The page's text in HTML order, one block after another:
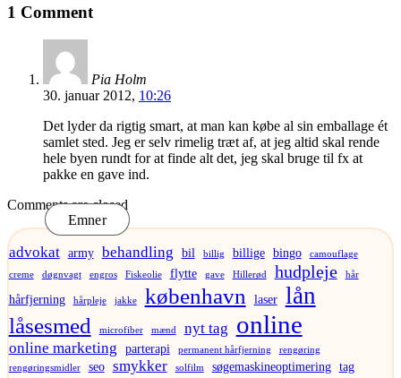
1 Comment
Pia Holm
30. januar 2012, 10:26
Det lyder da rigtig smart, at man kan købe al sin emballage ét
samlet sted. Jeg er selv rimelig træt af, at jeg altid skal rende
hele byen rundt for at finde alt det, jeg skal bruge til fx at
pakke en gave ind.
Comments are closed
Emner
advokat army behandling bil billig billige bingo camouflage
creme døgnvagt engros Fiskeolie flytte gave Hillerød hudpleje hår
hårfjerning hårpleje jakke københavn laser lån
låsesmed microfiber mænd nyt tag online
online marketing parterapi permanent hårfjerning
rengøring
rengøringsmidler
seo smykker solfilm søgemaskineoptimering tag